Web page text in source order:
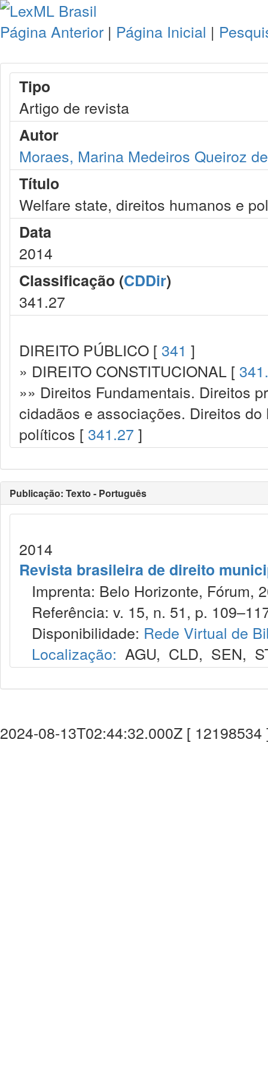
Página Anterior | Página Inicial |
Tipo
Artigo de revista
Autor
Moraes, Marina Medeiros Queiroz de
Título
Welfare state, direitos humanos e
Data
2014
Classificação (CDDir)
341.27
DIREITO PÚBLICO [ 341 ]
» DIREITO CONSTITUCIONAL [
»» Direitos Fundamentais. Direitos
cidadãos e associações. Direitos
políticos [ 341.27 ]
Publicação: Texto - Português
2014
Revista brasileira de direito
Imprenta: Belo Horizonte, Fórum,
Referência: v. 15, n. 51, p.
Disponibilidade: Rede Virtual de
Localização: AGU, CLD, SEN,
2024-08-13T02:44:32.000Z [ 12198534